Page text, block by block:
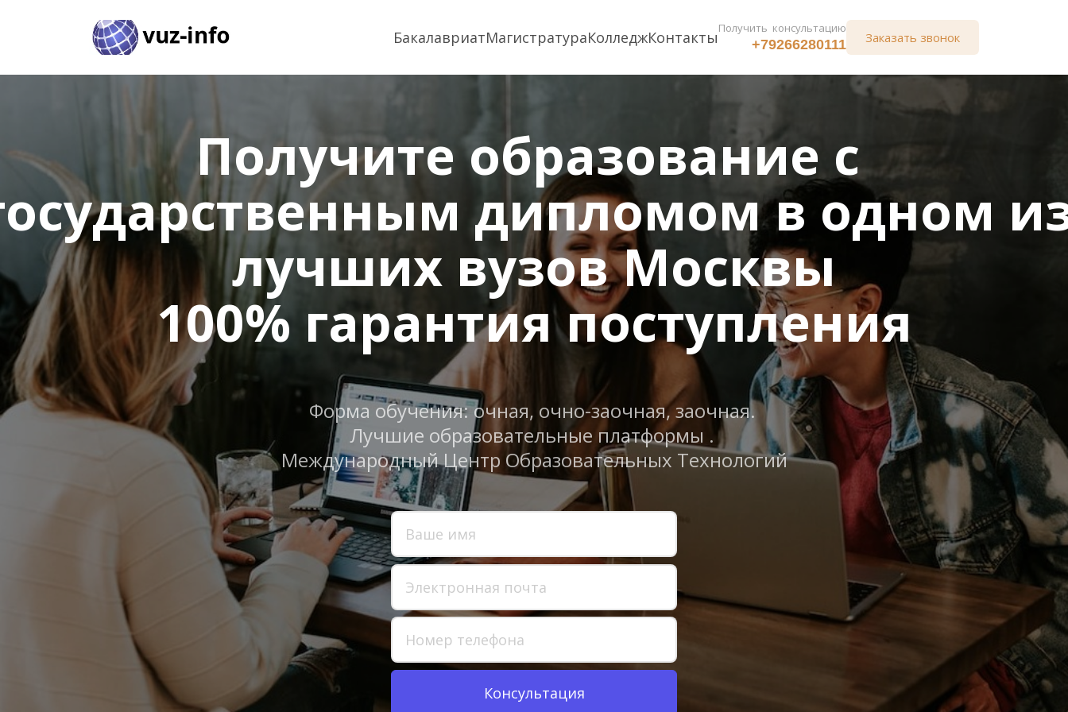
БакалавриатМагистратураКолледжКонтактыПолучить  консультацию
+79266280111 Заказать звонок
Получите образование с
дипломом в одном
лучших вузов Москвы
100% гарантия поступления
Форма обучения: очная, очно-заочная, заочная.
Лучшие образовательные платформы .
Международный Центр Образовательных Технологий
Консультация